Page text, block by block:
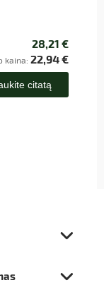
28,21 €
kaina: 22,94 €
citatą